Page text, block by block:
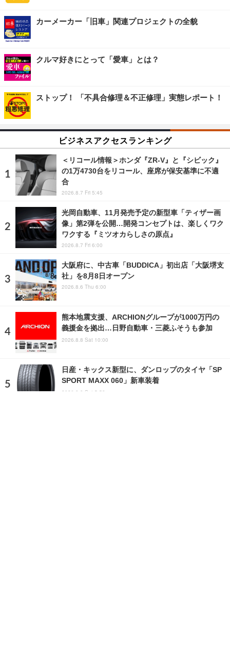
カーメーカー「旧車」関連プロジェクトの全貌
クルマ好きにとって「愛車」とは？
ストップ！ 「不具合修理＆不正修理」実態レポート！
ビジネスアクセスランキング
＜リコール情報＞ホンダ『ZR-V』と『シビック』
の1万4730台をリコール、座席が保安基準に不適
合
2026.8.7 Fri 5:45
光岡自動車、11月発売予定の新型車「ティザー画
像」第2弾を公開…開発コンセプトは、楽しくワク
ワクする『ミツオカらしさの原点』
2026.8.7 Fri 6:00
大阪府に、中古車「BUDDICA」初出店「大阪堺支
社」を8月8日オープン
2026.8.6 Thu 6:00
熊本地震支援、ARCHIONグループが1000万円の
義援金を拠出…日野自動車・三菱ふそうも参加
2026.8.8 Sat 10:00
日産・キックス新型に、ダンロップのタイヤ「SP
SPORT MAXX 060」新車装着
2026.8.8 Sat 5:58